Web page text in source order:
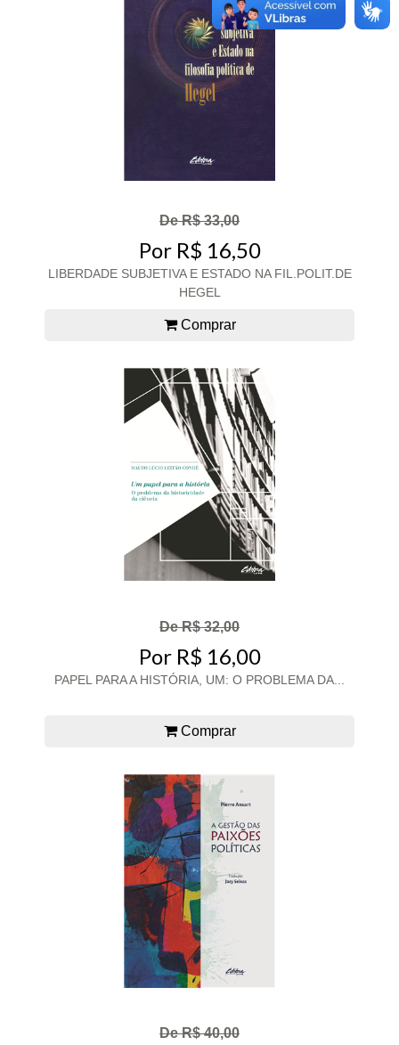
De R$ 33,00
Por R$ 16,50
LIBERDADE SUBJETIVA E ESTADO NA FIL.POLIT.DE
HEGEL
Comprar
De R$ 32,00
Por R$ 16,00
PAPEL PARA A HISTÓRIA, UM: O PROBLEMA DA...
Comprar
De R$ 40,00